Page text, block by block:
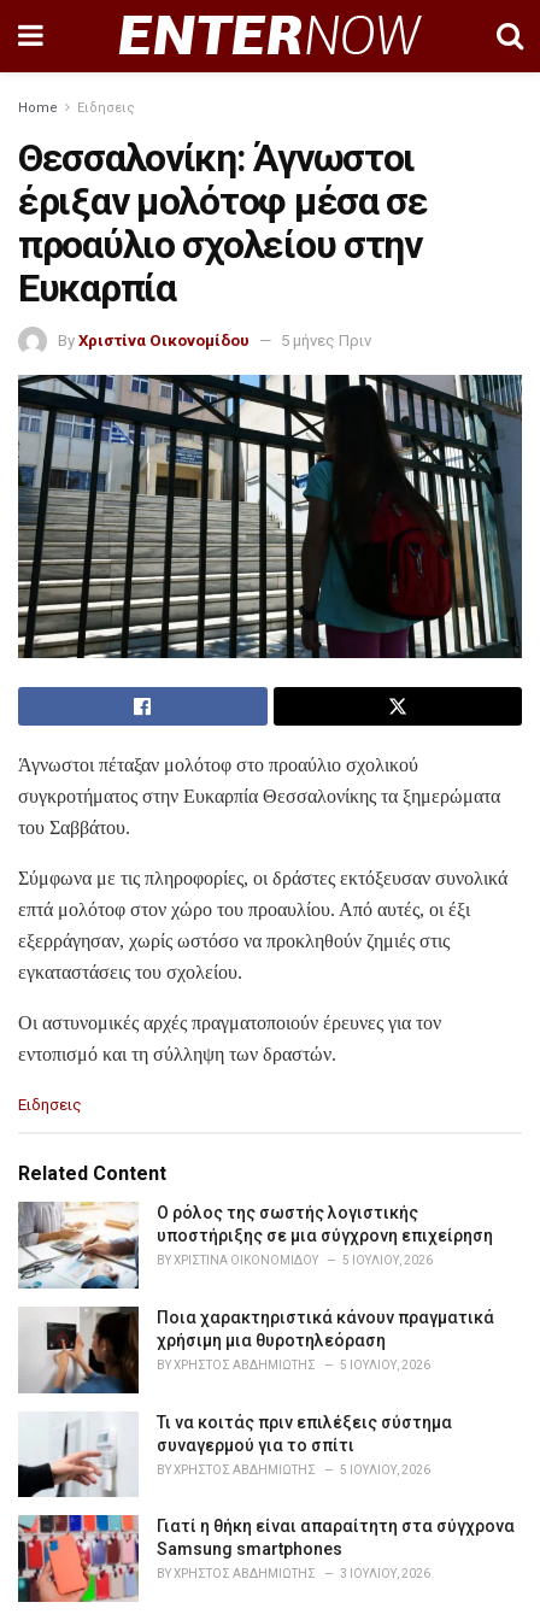
Home Ειδησεις
Θεσσαλονίκη: Άγνωστοι
έριξαν μολότοφ μέσα σε
προαύλιο σχολείου στην
Ευκαρπία
By Χριστίνα Οικονομίδου 5 μήνες Πριν
Άγνωστοι πέταξαν μολότοφ στο προαύλιο σχολικού
συγκροτήματος στην Ευκαρπία Θεσσαλονίκης τα ξημερώματα
του Σαββάτου.
Σύμφωνα με τις πληροφορίες, οι δράστες εκτόξευσαν συνολικά
επτά μολότοφ στον χώρο του προαυλίου. Από αυτές, οι έξι
εξερράγησαν, χωρίς ωστόσο να προκληθούν ζημιές στις
εγκαταστάσεις του σχολείου.
Οι αστυνομικές αρχές πραγματοποιούν έρευνες για τον
εντοπισμό και τη σύλληψη των δραστών.
C
e
o
r
e
Ειδησεις
Related Content
Ο ρόλος της σωστής λογιστικής
υποστήριξης σε μια σύγχρονη επιχείρηση
BYΧΡΙΣΤΊΝΑ ΟΙΚΟΝΟΜΊΔΟΥ 5 ΙΟΥΛΊΟΥ, 2026
Ποια χαρακτηριστικά κάνουν πραγματικά
χρήσιμη μια θυροτηλεόραση
BYΧΡΉΣΤΟΣ ΑΒΔΗΜΙΏΤΗΣ 5 ΙΟΥΛΊΟΥ, 2026
Τι να κοιτάς πριν επιλέξεις σύστημα
συναγερμού για το σπίτι
BYΧΡΉΣΤΟΣ ΑΒΔΗΜΙΏΤΗΣ 5 ΙΟΥΛΊΟΥ, 2026
Γιατί η θήκη είναι απαραίτητη στα σύγχρονα
Samsung smartphones
BYΧΡΉΣΤΟΣ ΑΒΔΗΜΙΏΤΗΣ 3 ΙΟΥΛΊΟΥ, 2026